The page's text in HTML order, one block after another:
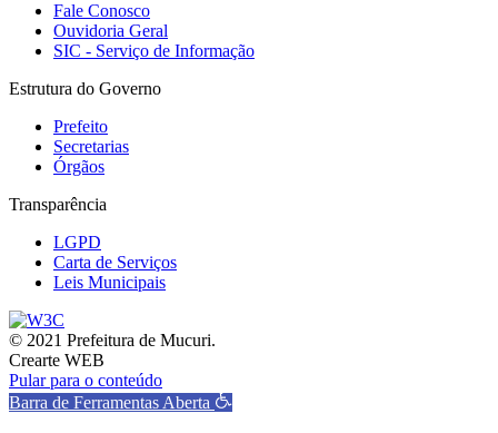
Fale Conosco
Ouvidoria Geral
SIC - Serviço de Informação
Estrutura do Governo
Prefeito
Secretarias
Órgãos
Transparência
LGPD
Carta de Serviços
Leis Municipais
© 2021 Prefeitura de Mucuri.
Crearte WEB
Pular para o conteúdo
Barra de Ferramentas Aberta